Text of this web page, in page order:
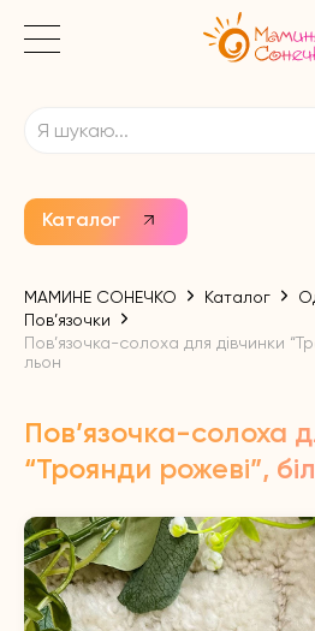
Каталог
МАМИНЕ СОНЕЧКО Каталог
Пов’язочки
Пов’язочка-солоха для дівчинки
льон
Пов’язочка-солоха
“Троянди рожеві”,